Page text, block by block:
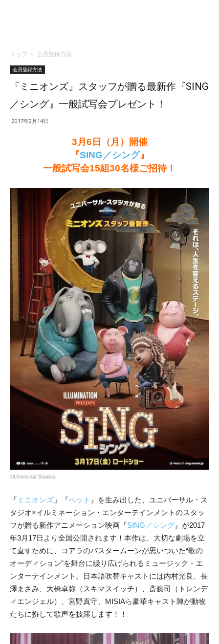
トップ 会員登録方法
会員登録方法
『ミニオンズ』スタッフが贈る最新作『SING
／シング』一般試写会プレゼント！
2017年2月14日
3月6日（月）開催
『SING／シング』
一般試写会15組30名様ご招待！
©Universal Studios.
『 ミニオンズ 』『ペット 』を生み出した、ユニバーサル・ス
タジオ×イルミネーション・エンターテインメントのスタッ
フが贈る新作アニメーション映画『SING／シング 』が2017
年3月17日より全国公開されます！本作は、大切な劇場を立
て直すために、コアラのバスタームーンが思いついた“歌の
オーディション”を舞台に繰り広げられるミュージック・エ
ンターテインメント。日本語吹替キャストには内村光良、長
澤まさみ、大橋卓弥（スキマスイッチ）、斎藤司（トレンデ
ィエンジェル）、宮野真守、MISIAら豪華キャスト陣が動物
たちに扮して歌声を披露します！！